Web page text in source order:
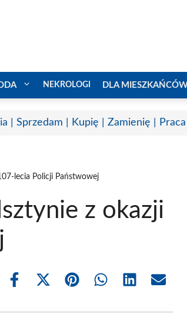
NEKROLOGI DLA
| Sprzedam | Kupię | Zamienię | Praca
lecia Policji Państwowej
z okazji
Share
Share
(Twitter)
Share Share Share Share